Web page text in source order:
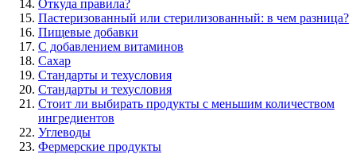
Откуда правила?
Пастеризованный или стерилизованный: в чем разница?
Пищевые добавки
С добавлением витаминов
Сахар
Стандарты и техусловия
Стандарты и техусловия
Стоит ли выбирать продукты с меньшим количеством
ингредиентов
Углеводы
Фермерские продукты